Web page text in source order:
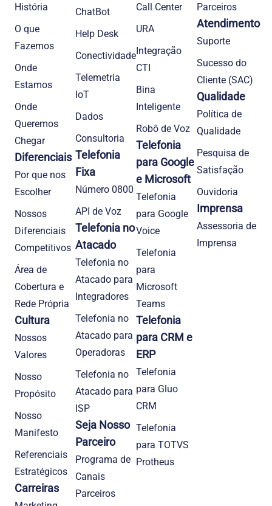
História
O que
Fazemos
Onde
Estamos
Onde
Queremos
Chegar
Diferenciais
Por que nos
Escolher
Nossos
Diferenciais
Competitivos
Área de
Cobertura e
Rede Própria
Cultura
Nossos
Valores
Nosso
Propósito
Nosso
Manifesto
Referenciais
Estratégicos
Carreiras
ChatBot
Help Desk
Conectividade
Telemetria
IoT
Dados
Consultoria
Telefonia
Fixa
Número 0800
API de Voz
Telefonia no
Atacado
Telefonia no
Atacado para
Integradores
Telefonia no
Atacado para
Operadoras
Telefonia no
Atacado para
ISP
Seja Nosso
Parceiro
Programa de
Canais
Parceiros
Call Center
URA
Integração
CTI
Bina
Inteligente
Robô de Voz
Telefonia
para Google
e Microsoft
Telefonia
para Google
Voice
Telefonia
para
Microsoft
Teams
Telefonia
para CRM e
ERP
Telefonia
para Gluo
CRM
Telefonia
para TOTVS
Protheus
Parceiros
Atendimento
Suporte
Sucesso do
Cliente (SAC)
Qualidade
Política de
Qualidade
Pesquisa de
Satisfação
Ouvidoria
Imprensa
Assessoria de
Imprensa